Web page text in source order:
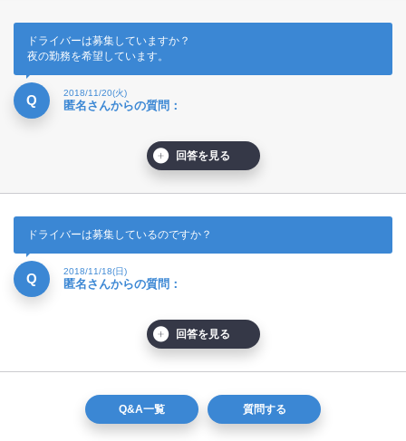
ドライバーは募集していますか？
夜の勤務を希望しています。
Q 2018/11/20(火)
匿名さんからの質問：
回答を見る
ドライバーは募集しているのですか？
Q 2018/11/18(日)
匿名さんからの質問：
回答を見る
Q&A一覧 質問する